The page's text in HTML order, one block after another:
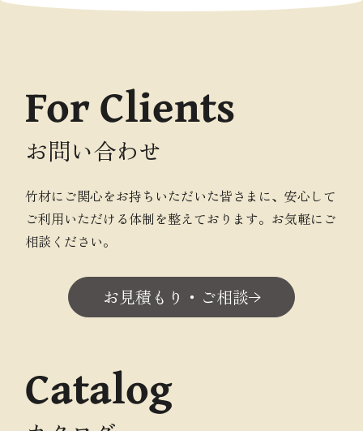
For Clients
お問い合わせ
竹材にご関心をお持ちいただいた皆さまに、安心して
ご利用いただける体制を整えております。お気軽にご
相談ください。
お見積もり・ご相談
Catalog